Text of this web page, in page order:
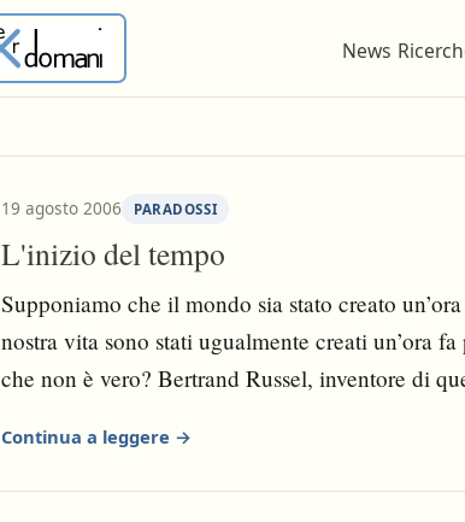
News
19 agosto 2006 PARADOSSI
L'inizio del tempo
Supponiamo che il mondo sia stato creato
nostra vita sono stati ugualmente creati un’ora
che non è vero? Bertrand Russel, inventore di
Continua a leggere →